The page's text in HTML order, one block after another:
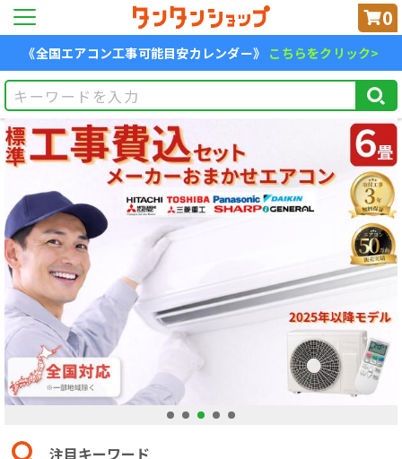
0
《全国エアコン工事可能目安カレンダー》 こちらをクリック>
1 2 3 4 5
注目キーワード